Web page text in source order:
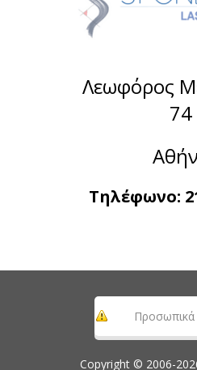
Λεωφόρος
74
Τηλέφωνο:
Copyright © 2006-